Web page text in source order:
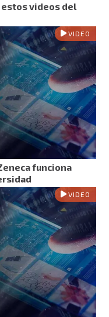
estos videos del
VIDEO
funciona
VIDEO